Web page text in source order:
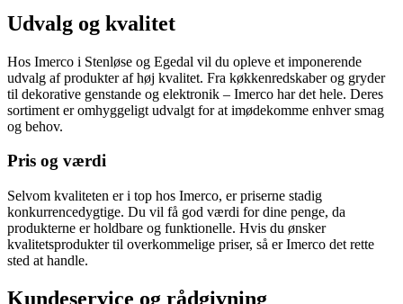
Udvalg og kvalitet
Hos Imerco i Stenløse og Egedal vil du opleve et imponerende
udvalg af produkter af høj kvalitet. Fra køkkenredskaber og gryder
til dekorative genstande og elektronik – Imerco har det hele. Deres
sortiment er omhyggeligt udvalgt for at imødekomme enhver smag
og behov.
Pris og værdi
Selvom kvaliteten er i top hos Imerco, er priserne stadig
konkurrencedygtige. Du vil få god værdi for dine penge, da
produkterne er holdbare og funktionelle. Hvis du ønsker
kvalitetsprodukter til overkommelige priser, så er Imerco det rette
sted at handle.
Kundeservice og rådgivning